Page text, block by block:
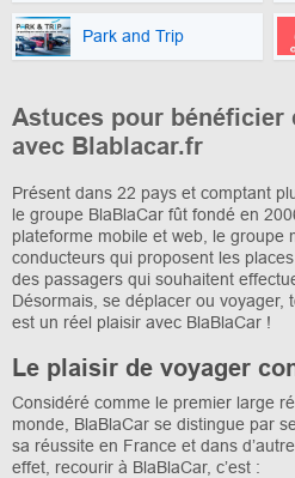
Park and Trip
Astuces pour bénéficier
avec Blablacar.fr
Présent dans 22 pays et comptant
le groupe BlaBlaCar fût fondé en
plateforme mobile et web, le groupe
conducteurs qui proposent les
des passagers qui souhaitent
Désormais, se déplacer ou voyager,
est un réel plaisir avec BlaBlaCar !
Le plaisir de voyager
Considéré comme le premier large
monde, BlaBlaCar se distingue par
sa réussite en France et dans
effet, recourir à BlaBlaCar, c’est :